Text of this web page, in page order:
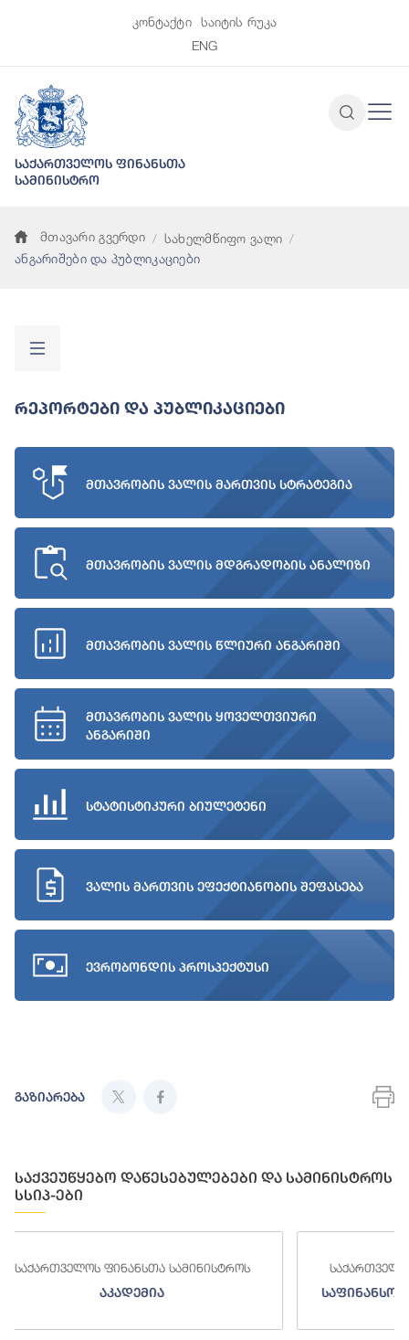
კონტაქტი
საიტის რუკა
ENG
საქართველოს ფინანსთა
სამინისტრო
მთავარი გვერდი
სახელმწიფო ვალი
ანგარიშები და პუბლიკაციები
Რეპორტები Და Პუბლიკაციები
მთავრობის ვალის მართვის სტრატეგია
მთავრობის ვალის მდგრადობის ანალიზი
მთავრობის ვალის წლიური ანგარიში
მთავრობის ვალის ყოველთვიური
ანგარიში
სტატისტიკური ბიულეტენი
ვალის მართვის ეფექტიანობის შეფასება
ევრობონდის პროსპექტუსი
გაზიარება
საქვეუწყებო დაწესებულებები და სამინისტროს
სსიპ-ები
საქართველოს ფინანსთა სამინისტროს
საფინანსო-ანალიტიკური სამსახური